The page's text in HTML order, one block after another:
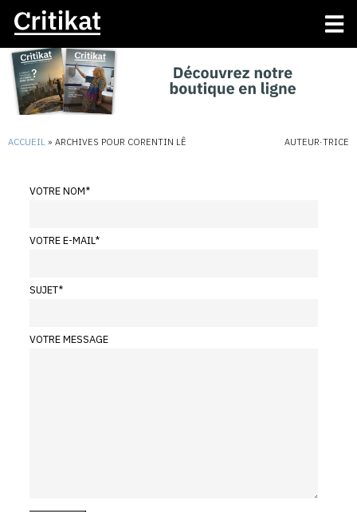
ACCUEIL » ARCHIVES POUR CORENTIN LÊ AUTEUR·TRICE
VOTRE NOM*
VOTRE E-MAIL*
SUJET*
VOTRE MESSAGE